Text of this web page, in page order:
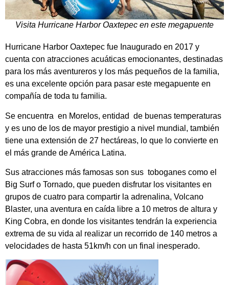
Visita Hurricane Harbor Oaxtepec en este megapuente
Hurricane Harbor Oaxtepec fue Inaugurado en 2017 y
cuenta con atracciones acuáticas emocionantes, destinadas
para los más aventureros y los más pequeños de la familia,
es una excelente opción para pasar este megapuente en
compañía de toda tu familia.
Se encuentra en Morelos, entidad de buenas temperaturas
y es uno de los de mayor prestigio a nivel mundial, también
tiene una extensión de 27 hectáreas, lo que lo convierte en
el más grande de América Latina.
Sus atracciones más famosas son sus toboganes como el
Big Surf o Tornado, que pueden disfrutar los visitantes en
grupos de cuatro para compartir la adrenalina, Volcano
Blaster, una aventura en caída libre a 10 metros de altura y
King Cobra, en donde los visitantes tendrán la experiencia
extrema de su vida al realizar un recorrido de 140 metros a
velocidades de hasta 51km/h con un final inesperado.